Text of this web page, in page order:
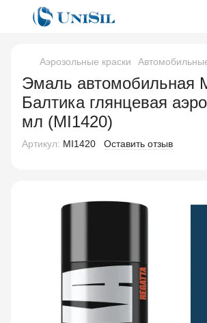
Аэрозольные краски
Эмаль автомобильная
Балтика глянцевая
мл (MI1420)
Артикул: MI1420 Оставить отзыв